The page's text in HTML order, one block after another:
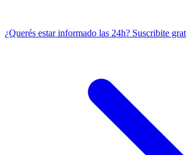
¿Querés estar informado las 24h? Suscribite